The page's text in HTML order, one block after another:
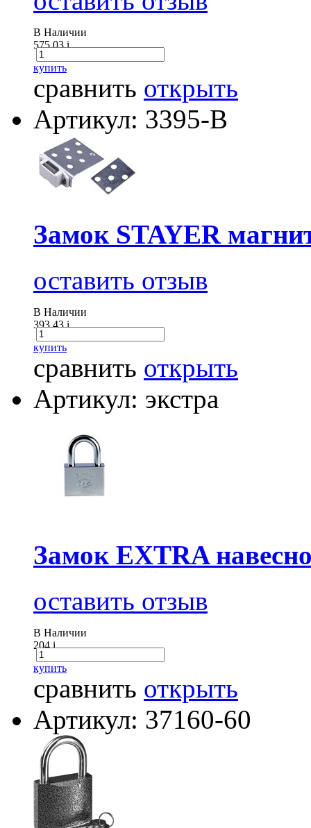
В Наличии
575.03i
купить
сравнить открыть
Артикул: 3395-B
Замок STAYER
оставить отзыв
В Наличии
393.43i
купить
сравнить открыть
Артикул: экстра
Замок EXTRA
оставить отзыв
В Наличии
204i
купить
сравнить открыть
Артикул: 37160-60